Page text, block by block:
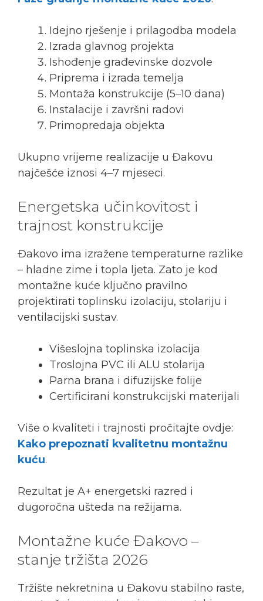
Idejno rješenje i prilagodba modela
Izrada glavnog projekta
Ishođenje građevinske dozvole
Priprema i izrada temelja
Montaža konstrukcije (5–10 dana)
Instalacije i završni radovi
Primopredaja objekta
Ukupno vrijeme realizacije u Đakovu
najčešće iznosi 4–7 mjeseci.
Energetska učinkovitost i
trajnost konstrukcije
Đakovo ima izražene temperaturne razlike
– hladne zime i topla ljeta. Zato je kod
montažne kuće ključno pravilno
projektirati toplinsku izolaciju, stolariju i
ventilacijski sustav.
Višeslojna toplinska izolacija
Troslojna PVC ili ALU stolarija
Parna brana i difuzijske folije
Certificirani konstrukcijski materijali
Više o kvaliteti i trajnosti pročitajte ovdje:
Kako prepoznati kvalitetnu montažnu
kuću.
Rezultat je A+ energetski razred i
dugoročna ušteda na režijama.
Montažne kuće Đakovo –
stanje tržišta 2026
Tržište nekretnina u Đakovu stabilno raste,